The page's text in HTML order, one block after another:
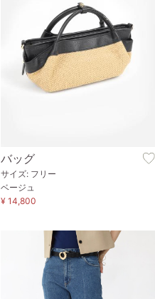
バッグ
サイズ: フリー
ベージュ
¥ 14,800